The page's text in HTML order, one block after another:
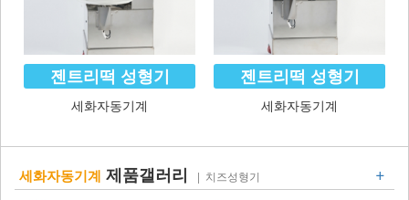
젠트리떡 성형기
세화자동기계
젠트리떡 성형기
세화자동기계
세화자동기계 제품갤러리 | 치즈성형기 +